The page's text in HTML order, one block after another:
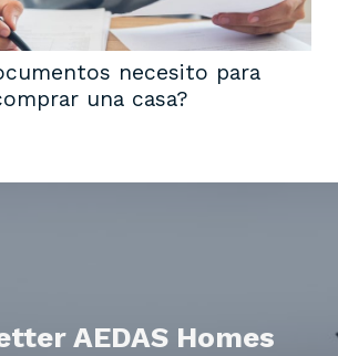
necesito para
una casa?
AEDAS Homes